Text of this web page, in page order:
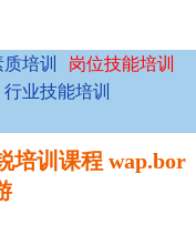
培训
岗位技能培训
行业技能培训
培训课程 wap.bor